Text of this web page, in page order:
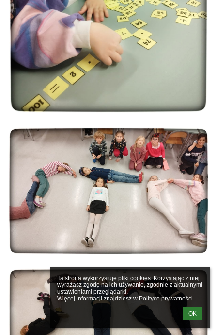
Ta strona wykorzystuje pliki cookies. Korzystając z niej
wyrażasz zgodę na ich używanie, zgodnie z aktualnymi
ustawieniami przeglądarki.
Więcej informacji znajdziesz w Polityce prywatności.
OK